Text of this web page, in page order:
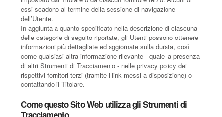
essi scadono al termine della sessione di navigazione
dell’Utente.
In aggiunta a quanto specificato nella descrizione di ciascuna
delle categorie di seguito riportate, gli Utenti possono ottenere
informazioni più dettagliate ed aggiornate sulla durata, così
come qualsiasi altra informazione rilevante - quale la presenza
di altri Strumenti di Tracciamento - nelle privacy policy dei
rispettivi fornitori terzi (tramite i link messi a disposizione) o
contattando il Titolare.
Come questo Sito Web utilizza gli Strumenti di
Tracciamento